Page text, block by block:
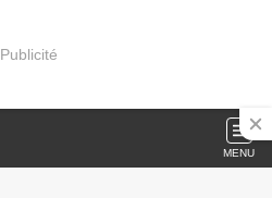
Publicité
MENU